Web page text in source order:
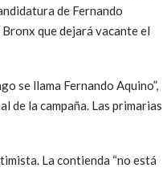
de Fernando
que dejará vacante el
se llama Fernando Aquino”,
de la campaña. Las primarias
La contienda “no está